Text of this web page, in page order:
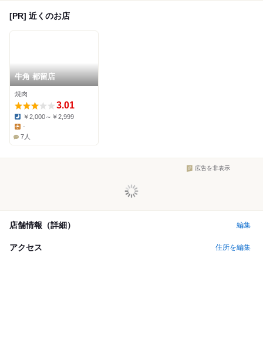
[PR] 近くのお店
牛角 都留店
焼肉
3.01
Dinner:
￥2,000～￥2,999
Lunch:
-
7人
広告を非表示
店舗情報（詳細） 編集
アクセス 住所を編集